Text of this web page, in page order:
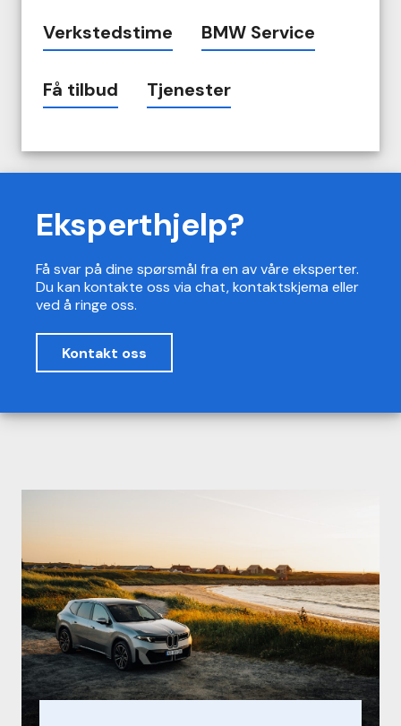
Verkstedstime BMW Service
Få tilbud Tjenester
Eksperthjelp?
Få svar på dine spørsmål fra en av våre eksperter.
Du kan kontakte oss via chat, kontaktskjema eller
ved å ringe oss.
Kontakt oss